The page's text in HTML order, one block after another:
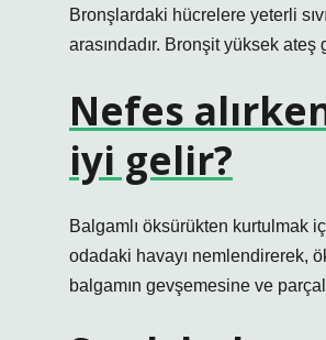
Bronşlardaki hücrelere yeterli
arasındadır. Bronşit yüksek
Nefes
iyi gelir?
Balgamlı öksürükten kurtulmak
odadaki havayı nemlendirerek,
balgamın gevşemesine ve